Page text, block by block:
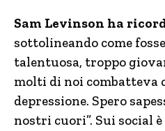
Sam Levinson ha
sottolineando come
talentuosa, troppo
molti di noi combatteva
depressione. Spero
nostri cuori”. Sui social